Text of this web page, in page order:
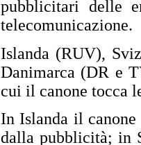
pubblicitari delle
telecomunicazione.
Islanda (RUV),
Danimarca (DR e
cui il canone tocca
In Islanda il
dalla pubblicità; in